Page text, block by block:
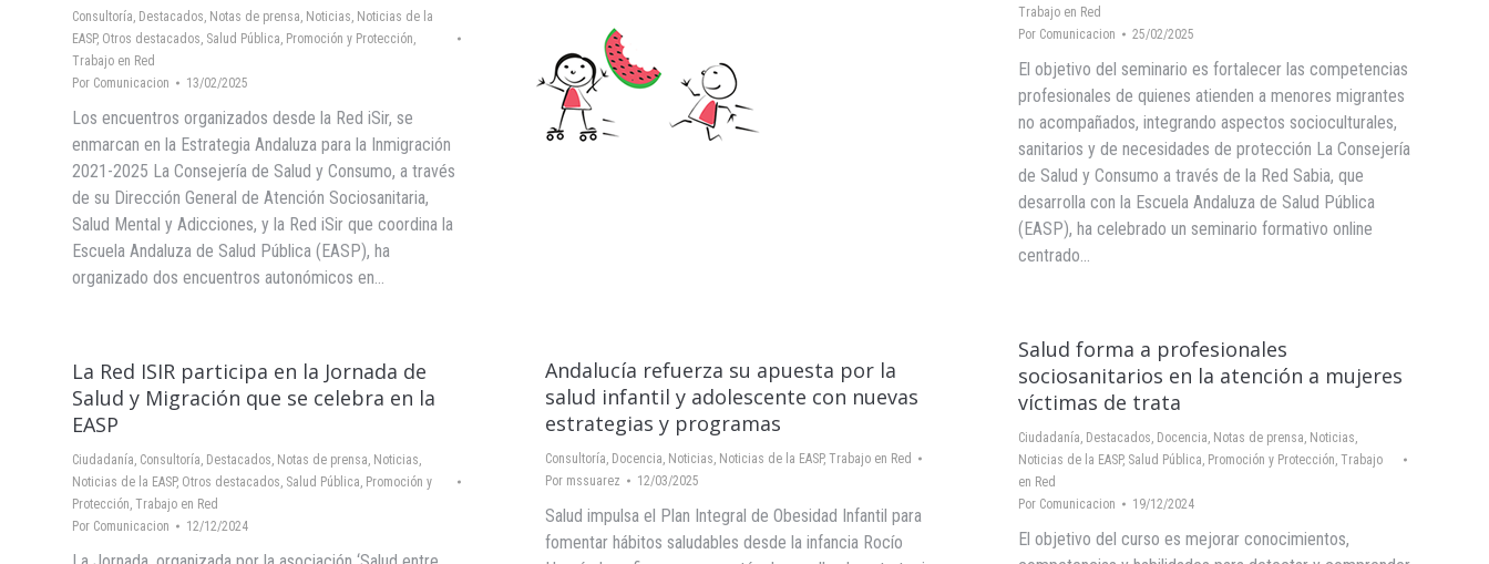
Andalucía refuerza su apuesta por la
salud infantil y adolescente con nuevas
estrategias y programas
Consultoría Docencia Noticias Noticias de la EASP, Trabajo en Red
Por mssuarez 12/03/2025
Salud impulsa el Plan Integral de Obesidad Infantil para
fomentar hábitos saludables desde la infancia Rocío
Trabajo en Red
Por Comunicacion 25/02/2025
El objetivo del seminario es fortalecer las competencias
profesionales de quienes atienden a menores migrantes
no acompañados, integrando aspectos socioculturales,
sanitarios y de necesidades de protección La Consejería
de Salud y Consumo a través de la Red Sabia, que
desarrolla con la Escuela Andaluza de Salud Pública
(EASP), ha celebrado un seminario formativo online
centrado…
Consultoría, Destacados, Notas de prensa, Noticias, Noticias de la
EASP, Otros destacados, Salud Pública, Promoción y Protección,
Trabajo en Red
Por Comunicacion 13/02/2025
Los encuentros organizados desde la Red iSir, se
enmarcan en la Estrategia Andaluza para la Inmigración
2021-2025 La Consejería de Salud y Consumo, a través
de su Dirección General de Atención Sociosanitaria,
Salud Mental y Adicciones, y la Red iSir que coordina la
Escuela Andaluza de Salud Pública (EASP), ha
organizado dos encuentros autonómicos en…
Salud forma a profesionales
sociosanitarios en la atención a mujeres
víctimas de trata
Ciudadanía, Destacados, Docencia, Notas de prensa, Noticias,
Noticias de la EASP, Salud Pública, Promoción y Protección, Trabajo
en Red
Por Comunicacion 19/12/2024
El objetivo del curso es mejorar conocimientos,
La Red ISIR participa en la Jornada de
Salud y Migración que se celebra en la
EASP
Ciudadanía, Consultoría, Destacados, Notas de prensa, Noticias,
Noticias de la EASP, Otros destacados, Salud Pública, Promoción y
Protección, Trabajo en Red
Por Comunicacion 12/12/2024